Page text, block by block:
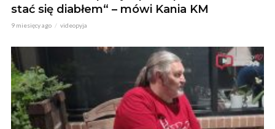
stać się diabłem“ – mówi Kania KM
9 miesięcy ago videopyja